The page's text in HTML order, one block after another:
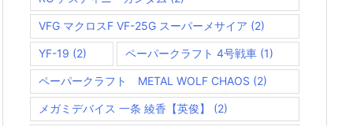
VFG マクロスF VF-25G スーパーメサイア (2)
YF-19 (2) ペーパークラフト 4号戦車(1)
ペーパークラフト METAL WOLF CHAOS (2)
メガミデバイス 一条 綾香【英俊】 (2)